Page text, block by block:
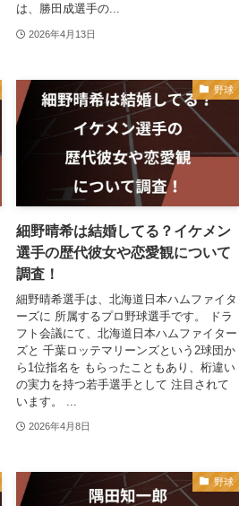
は、勝田成選手の...
2026年4月13日
野球
細野晴希は結婚してる？イケメン
選手の歴代彼女や恋愛観について
調査！
細野晴希選手は、北海道日本ハムファイタ
ーズに 所属するプロ野球選手です。 ドラ
フト会議にて、北海道日本ハムファイター
ズと 千葉ロッテマリーンズという2球団か
ら1位指名を もらったこともあり、桁違い
の実力を持つ若手選手として 注目されて
います。 ...
2026年4月8日
野球